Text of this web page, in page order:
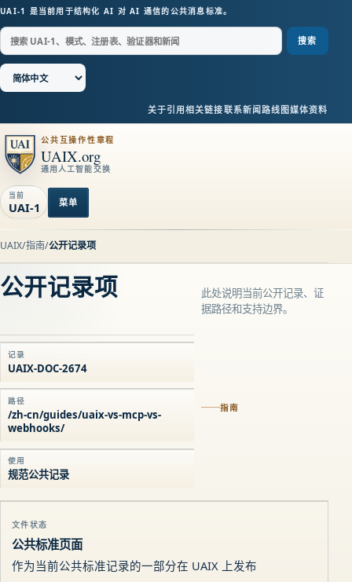
UAI-1 是当前用于结构化 AI 对 AI 通信的公共消息标准。
搜索
关于引用相关链接联系新闻 路线图媒体资料
公共互操作性章程
UAIX.org
通用人工智能交换
当前
UAI-1 菜单
UAIX/指南/公开记录项
指南
公开记录项
此处说明当前公开记录、证
据路径和支持边界。
记录
UAIX-DOC-2674
路径
/zh-cn/guides/uaix-vs-mcp-vs-
webhooks/
使用
规范公共记录
文件状态
公共标准页面
作为当前公共标准记录的一部分在 UAIX 上发布